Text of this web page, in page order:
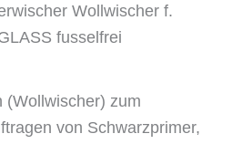
Wollwischer f.
fusselfrei
(Wollwischer) zum
von Schwarzprimer,